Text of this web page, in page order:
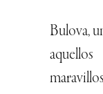
Bulova,
aquellos